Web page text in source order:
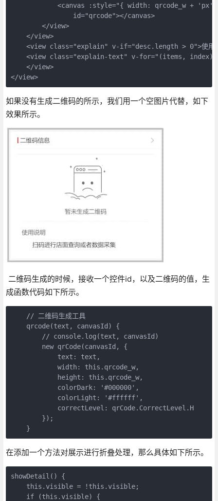
<canvas :style="{ width: qrcode_w +
                id="qrcode"></canvas>
        </view>
    </view>
<view class="explain" v-if="desc.length > 0">使用
<view class="explain-text" v-for="(items, index)
    </view>
</view>
如果没有生成二维码的所示，我们用一个空图片代替，如下
效果所示。
二维码生成的时候，接收一个控件id，以及二维码的值，生
成函数代码如下所示。
    // 二维码生成工具
    qrcode(text, canvasId) {
        // console.log(text, canvasId)
        new qrCode(canvasId, {
            text: text,
            width: this.qrcode_w,
            height: this.qrcode_w,
            colorDark: '#000000',
            colorLight: '#ffffff',
            correctLevel: qrCode.CorrectLevel.H
        });
    }
在添加一个方法对展示进行折叠处理，那么具体如下所示。
showDetail() {
    this.visible = !this.visible;
    if (this.visible) {